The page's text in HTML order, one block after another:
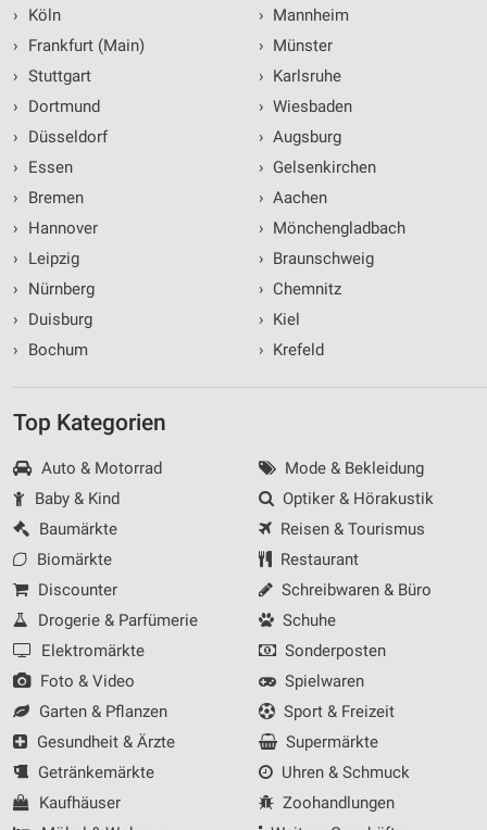
›
Köln
›
Frankfurt (Main)
› Stuttgart
›
Dortmund
›
Düsseldorf
›
Essen
›
Bremen
›
Hannover
›
Leipzig
›
Nürnberg
›
Duisburg
›
Bochum
› Mannheim
› Münster
› Karlsruhe
› Wiesbaden
› Augsburg
› Gelsenkirchen
› Aachen
› Mönchengladbach
› Braunschweig
› Chemnitz
› Kiel
› Krefeld
Top Kategorien
Auto & Motorrad
Baby & Kind
Baumärkte
Biomärkte
Discounter
Drogerie & Parfümerie
Elektromärkte
Foto & Video
Garten & Pflanzen
Gesundheit & Ärzte
Getränkemärkte
Kaufhäuser
Mode & Bekleidung
Optiker & Hörakustik
Reisen & Tourismus
Restaurant
Schreibwaren & Büro
Schuhe
Sonderposten
Spielwaren
Sport & Freizeit
Supermärkte
Uhren & Schmuck
Zoohandlungen